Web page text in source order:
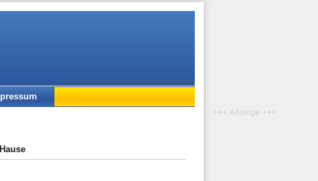
+++ Anzeige +++